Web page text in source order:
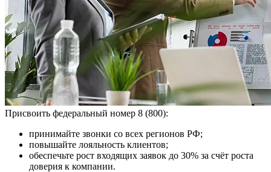
Присвоить федеральный номер 8 (800):
принимайте звонки со всех регионов РФ;
повышайте лояльность клиентов;
обеспечьте рост входящих заявок до 30% за счёт роста
доверия к компании.